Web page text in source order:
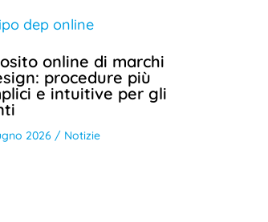
online di marchi
procedure più
e intuitive per gli
2026 / Notizie